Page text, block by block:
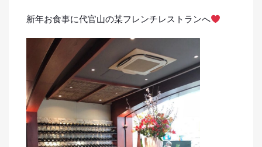
新年お食事に代官山の某フレンチレストランへ